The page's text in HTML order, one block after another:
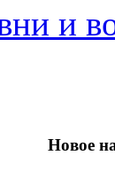
и
Новое